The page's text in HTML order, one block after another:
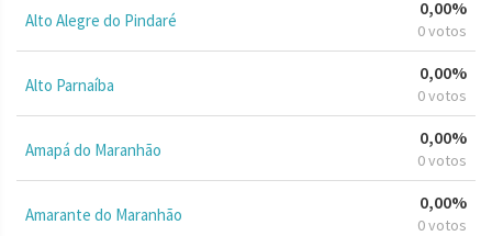
Alto Alegre do Pindaré
0,00%
0 votos
Alto Parnaíba
0,00%
0 votos
Amapá do Maranhão
0,00%
0 votos
Amarante do Maranhão
0,00%
0 votos